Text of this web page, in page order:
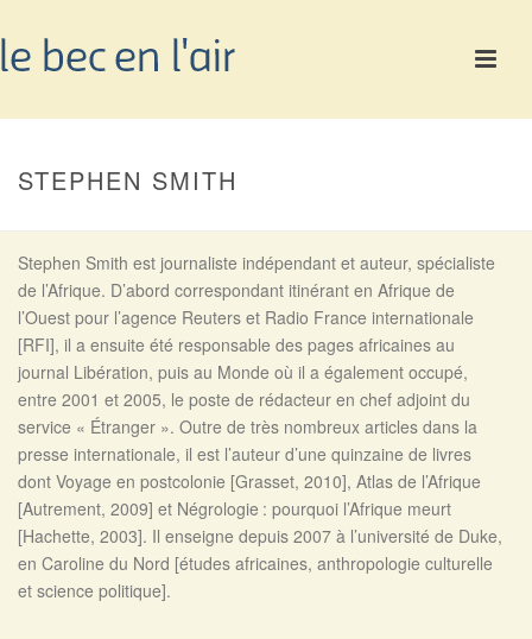
STEPHEN SMITH
Stephen Smith est journaliste indépendant et auteur, spécialiste
de l’Afrique. D’abord correspondant itinérant en Afrique de
l’Ouest pour l’agence Reuters et Radio France internationale
[RFI], il a ensuite été responsable des pages africaines au
journal Libération, puis au Monde où il a également occupé,
entre 2001 et 2005, le poste de rédacteur en chef adjoint du
service « Étranger ». Outre de très nombreux articles dans la
presse internationale, il est l’auteur d’une quinzaine de livres
dont Voyage en postcolonie [Grasset, 2010], Atlas de l’Afrique
[Autrement, 2009] et Négrologie : pourquoi l’Afrique meurt
[Hachette, 2003]. Il enseigne depuis 2007 à l’université de Duke,
en Caroline du Nord [études africaines, anthropologie culturelle
et science politique].